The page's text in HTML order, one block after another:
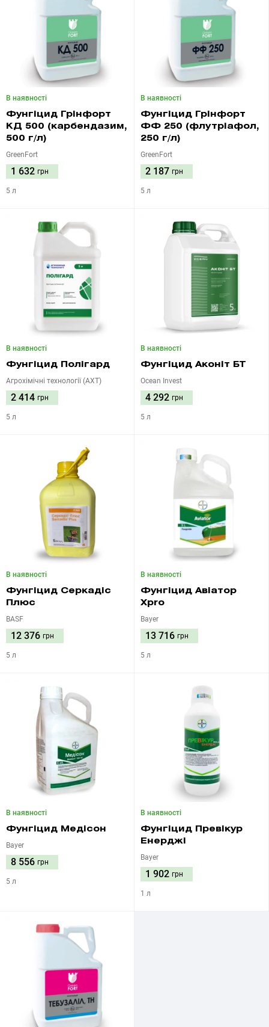
В наявності
Фунгіцид Грінфорт
КД 500 (карбендазим,
500 г/л)
GreenFort
1 632 грн
5 л
В наявності
Фунгіцид Грінфорт
ФФ 250 (флутріафол,
250 г/л)
GreenFort
2 187 грн
5 л
В наявності
Фунгіцид Полігард
Агрохімічні технології (АХТ)
2 414 грн
5 л
В наявності
Фунгіцид Аконіт БТ
Ocean Invest
4 292 грн
5 л
В наявності
Фунгіцид Серкадіс
Плюс
BASF
12 376 грн
5 л
В наявності
Фунгіцид Авіатор
Xpro
Bayer
13 716 грн
5 л
В наявності
Фунгіцид Медісон
Bayer
8 556 грн
5 л
В наявності
Фунгіцид Превікур
Енерджі
Bayer
1 902 грн
1 л